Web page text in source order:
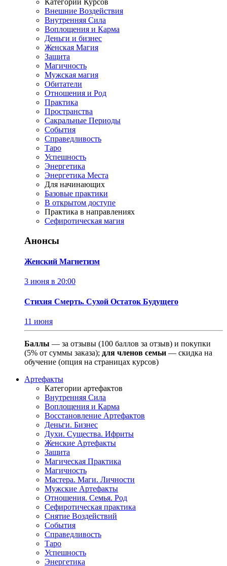
Категории Курсов
Внешние Воздействия
Внутренняя Сила
Воплощения и Карма
Деньги и бизнес
Женская Магия
Защита
Магичность
Мужская магия
Обитатели
Отношения и Род
Практика
Пространства
Сакральные Периоды
События
Справедливость
Таро
Успешность
Энергетика
Энергетика Места
Для начинающих
Базовые практики
В открытом доступе
Практика в направлениях
Сефиротическая магия
Анонсы
Женский Магнетизм
3 июня в 20:00
Стихия Смерть. Сухой Остаток Будущего
11 июня
Баллы — за отзывы (100 баллов за отзыв) и покупки
(5% от суммы заказа); для членов семьи — скидка на
обучение (опция на страницах курсов)
Артефакты
Категории артефактов
Внутренняя Сила
Воплощения и Карма
Восстановление Артефактов
Деньги. Бизнес
Духи. Существа. Ифриты
Женские Артефакты
Защита
Магическая Практика
Магичность
Мастера. Маги. Личности
Мужские Артефакты
Отношения. Семья. Род
Сефиротическая практика
Снятие Воздействий
События
Справедливость
Таро
Успешность
Энергетика